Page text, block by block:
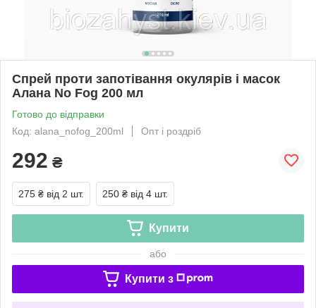
Спрей проти запотівання окулярів і масок
Алана No Fog 200 мл
Готово до відправки
Код: alana_nofog_200ml
Опт і роздріб
292 ₴
275 ₴ від 2 шт. 250 ₴ від 4 шт.
Купити
або
Купити з